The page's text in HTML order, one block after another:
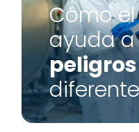
Cómo
ayuda
peligros
diferente